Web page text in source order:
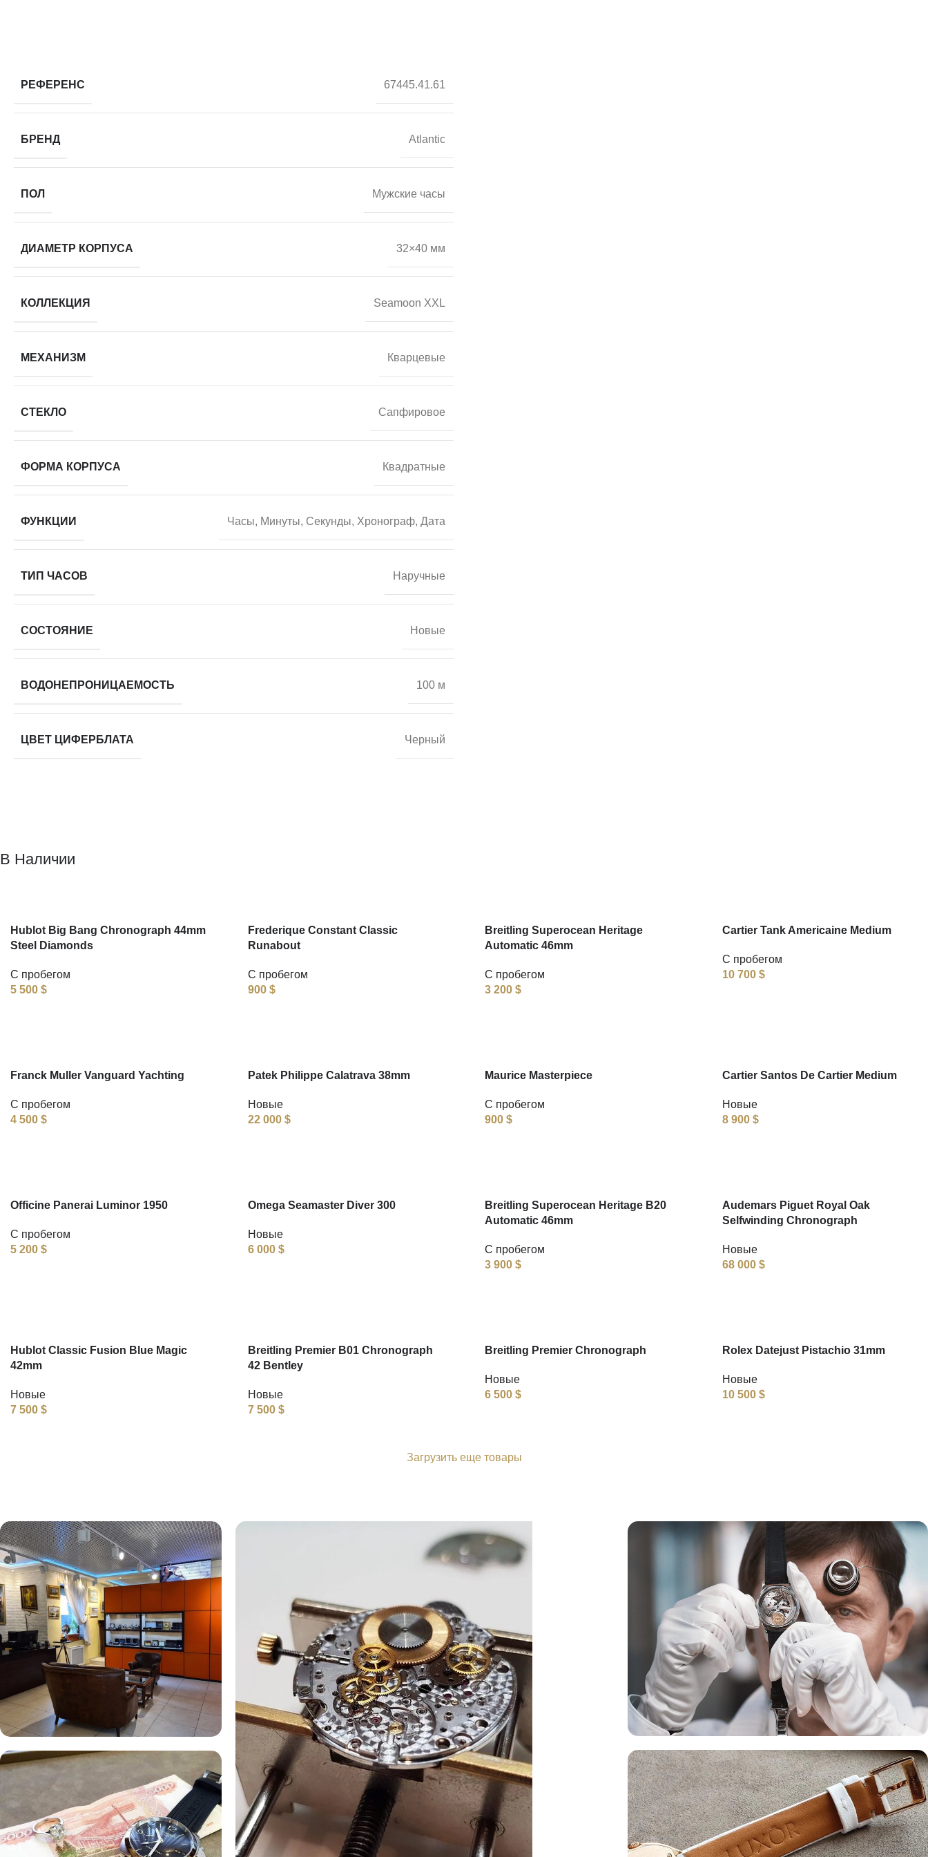
РЕФЕРЕНС 67445.41.61
БРЕНД Atlantic
ПОЛ Мужские часы
ДИАМЕТР КОРПУСА 32×40 мм
КОЛЛЕКЦИЯ Seamoon XXL
МЕХАНИЗМ Кварцевые
СТЕКЛО Сапфировое
ФОРМА КОРПУСА Квадратные
ФУНКЦИИ Часы, Минуты, Секунды, Хронограф, Дата
ТИП ЧАСОВ Наручные
СОСТОЯНИЕ Новые
ВОДОНЕПРОНИЦАЕМОСТЬ 100 м
ЦВЕТ ЦИФЕРБЛАТА Черный
В Наличии
Hublot Big Bang Chronograph 44mm
Steel Diamonds
С пробегом
5 500 $
Frederique Constant Classic
Runabout
С пробегом
900 $
Breitling Superocean Heritage
Automatic 46mm
С пробегом
3 200 $
Cartier Tank Americaine Medium
С пробегом
10 700 $
Franck Muller Vanguard Yachting
С пробегом
4 500 $
Patek Philippe Calatrava 38mm
Новые
22 000 $
Maurice Masterpiece
С пробегом
900 $
Cartier Santos De Cartier Medium
Новые
8 900 $
Officine Panerai Luminor 1950
С пробегом
5 200 $
Omega Seamaster Diver 300
Новые
6 000 $
Breitling Superocean Heritage B20
Automatic 46mm
С пробегом
3 900 $
Audemars Piguet Royal Oak
Selfwinding Chronograph
Новые
68 000 $
Hublot Classic Fusion Blue Magic
42mm
Новые
7 500 $
Breitling Premier B01 Chronograph
42 Bentley
Новые
7 500 $
Breitling Premier Chronograph
Новые
6 500 $
Rolex Datejust Pistachio 31mm
Новые
10 500 $
Загрузить еще товары
Комиссионная продажа Оценка часов
«luxor-watch.ru» готов предложить вам лучшие условия
оценки часов и лучшие цены на изделия.
Подробнее